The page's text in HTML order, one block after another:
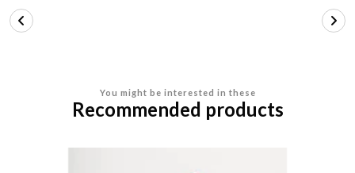
You might be interested in these
Recommended products